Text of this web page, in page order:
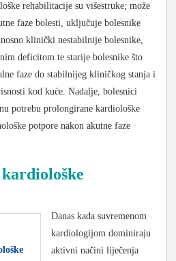
rehabilitacije su višestruke; može
faze bolesti, uključuje bolesnike
klinički nestabilnije bolesnike,
deficitom te starije bolesnike što
faze do stabilnijeg kliničkog stanja i
kod kuće. Nadalje, bolesnici
potrebu prolongirane kardiološke
potpore nakon akutne faze
Danas kada suvremenom
kardiologijom dominiraju
aktivni načini liječenja